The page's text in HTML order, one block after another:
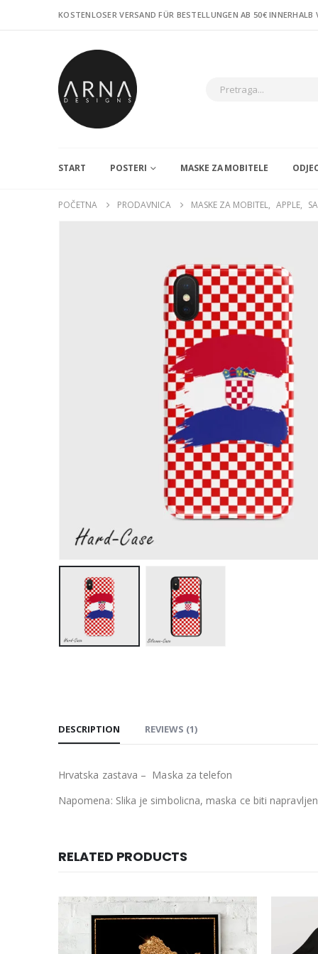
KOSTENLOSER VERSAND FÜR BESTELLUNGEN AB 50€
START POSTERI MASKE ZA MOBITELE
POČETNA PRODAVNICA MASKE ZA MOBITEL, APPLE,
DESCRIPTION REVIEWS (1)
Hrvatska zastava – Maska za telefon
Napomena: Slika je simbolicna, maska ce biti
RELATED PRODUCTS